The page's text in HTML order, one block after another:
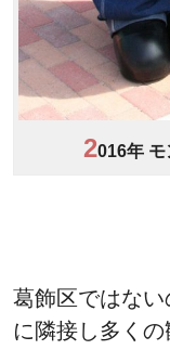
2016年 モ
葛飾区ではな
に隣接し多く